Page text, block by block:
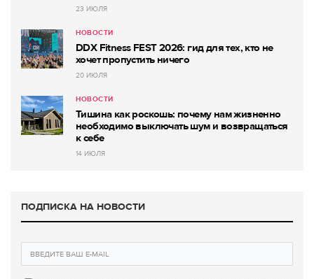
23 ИЮЛЯ
НОВОСТИ
DDX Fitness FEST 2026: гид для тех, кто не
хочет пропустить ничего
20 ИЮЛЯ
НОВОСТИ
Тишина как роскошь: почему нам жизненно
необходимо выключать шум и возвращаться
к себе
14 ИЮЛЯ
ПОДПИСКА НА НОВОСТИ